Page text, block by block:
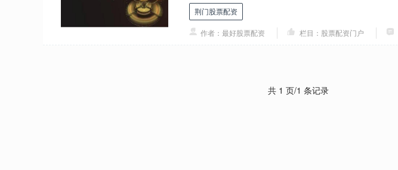
荆门股票配资
作者：最好股票配资 栏目：股票配资门户
共 1 页/1 条记录